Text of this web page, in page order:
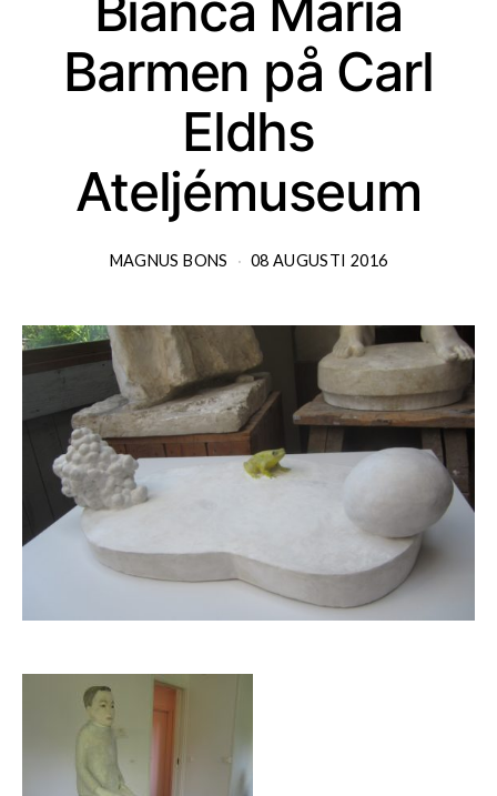
Barmen på Carl
Eldhs
Ateljémuseum
MAGNUS BONS 08 AUGUSTI 2016